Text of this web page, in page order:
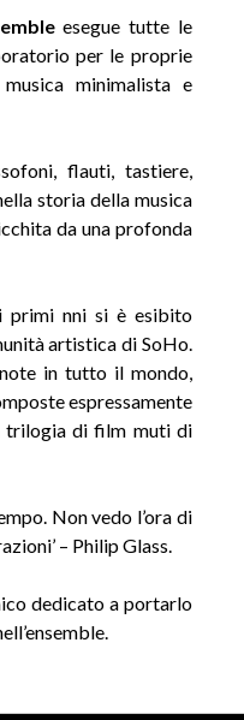
esegue tutte le
per le proprie
minimalista e
flauti, tastiere,
storia della musica
da una profonda
primi nni si è esibito
artistica di SoHo.
in tutto il mondo,
espressamente
trilogia di film muti di
Non vedo l’ora di
– Philip Glass.
dedicato a portarlo